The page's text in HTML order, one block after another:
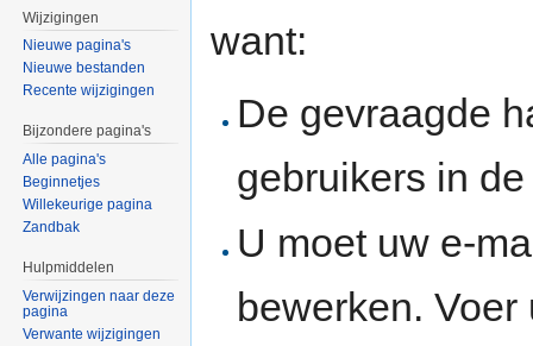
want:
De gevraagde
gebruikers in
U moet uw e-
bewerken.
Wijzigingen
Nieuwe pagina's
Nieuwe bestanden
Recente wijzigingen
Bijzondere pagina's
Alle pagina's
Beginnetjes
Willekeurige pagina
Zandbak
Hulpmiddelen
Verwijzingen naar deze
pagina
Verwante wijzigingen